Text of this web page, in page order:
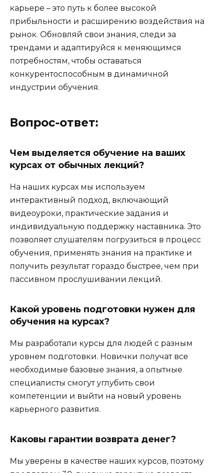
карьере – это путь к более высокой
прибыльности и расширению воздействия на
рынок. Обновляй свои знания, следи за
трендами и адаптируйся к меняющимся
потребностям, чтобы оставаться
конкурентоспособным в динамичной
индустрии обучения.
Вопрос-ответ:
Чем выделяется обучение на ваших
курсах от обычных лекций?
На наших курсах мы используем
интерактивный подход, включающий
видеоуроки, практические задания и
индивидуальную поддержку наставника. Это
позволяет слушателям погрузиться в процесс
обучения, применять знания на практике и
получить результат гораздо быстрее, чем при
пассивном прослушивании лекций.
Какой уровень подготовки нужен для
обучения на курсах?
Мы разработали курсы для людей с разным
уровнем подготовки. Новички получат все
необходимые базовые знания, а опытные
специалисты смогут углубить свои
компетенции и выйти на новый уровень
карьерного развития.
Каковы гарантии возврата денег?
Мы уверены в качестве наших курсов, поэтому